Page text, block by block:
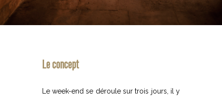
Le concept
Le week-end se déroule sur trois jours, il y